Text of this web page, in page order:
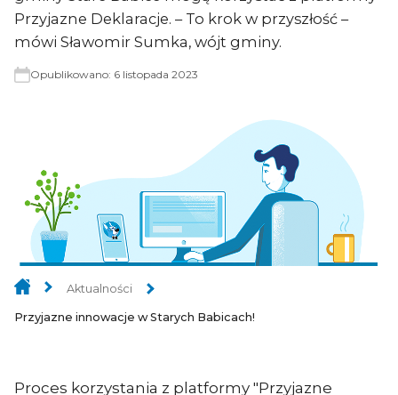
Przyjazne Deklaracje. – To krok w przyszłość –
mówi Sławomir Sumka, wójt gminy.
Opublikowano: 6 listopada 2023
Aktualności
Przyjazne innowacje w Starych Babicach!
Proces korzystania z platformy "Przyjazne